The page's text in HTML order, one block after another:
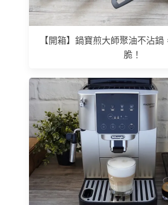
【開箱】鍋寶煎大師聚油不沾
脆！